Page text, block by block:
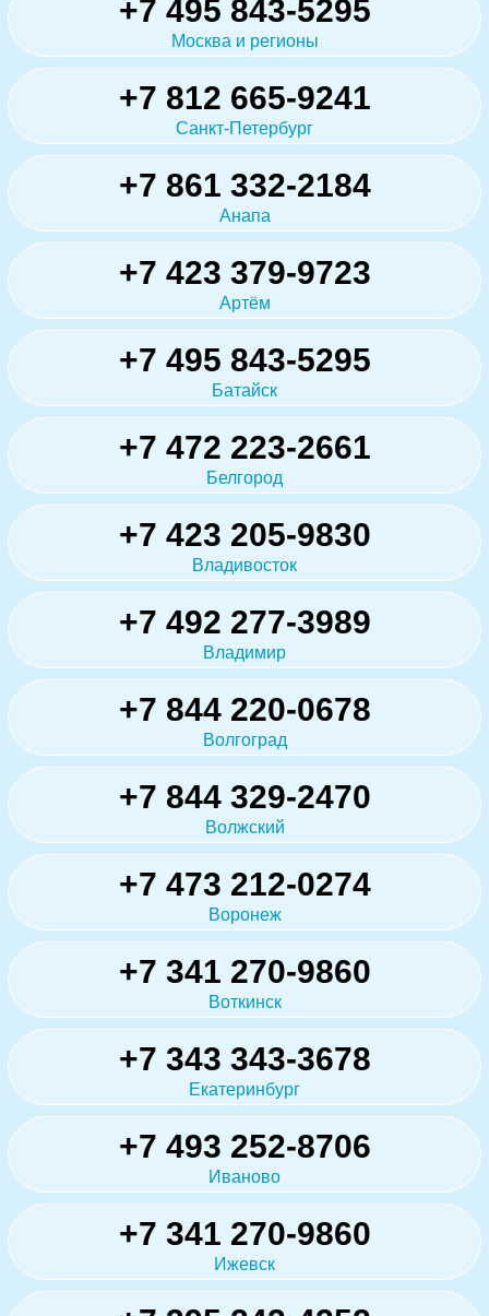
+7 495 843-5295
Москва и регионы
+7 812 665-9241
Санкт-Петербург
+7 861 332-2184
Анапа
+7 423 379-9723
Артём
+7 495 843-5295
Батайск
+7 472 223-2661
Белгород
+7 423 205-9830
Владивосток
+7 492 277-3989
Владимир
+7 844 220-0678
Волгоград
+7 844 329-2470
Волжский
+7 473 212-0274
Воронеж
+7 341 270-9860
Воткинск
+7 343 343-3678
Екатеринбург
+7 493 252-8706
Иваново
+7 341 270-9860
Ижевск